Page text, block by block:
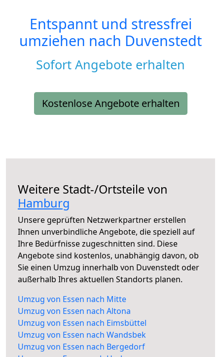
Entspannt und stressfrei
umziehen nach Duvenstedt
Sofort Angebote erhalten
Kostenlose Angebote erhalten
Weitere Stadt-/Ortsteile von
Hamburg
Unsere geprüften Netzwerkpartner erstellen
Ihnen unverbindliche Angebote, die speziell auf
Ihre Bedürfnisse zugeschnitten sind. Diese
Angebote sind kostenlos, unabhängig davon, ob
Sie einen Umzug innerhalb von Duvenstedt oder
außerhalb Ihres aktuellen Standorts planen.
Umzug von Essen nach Mitte
Umzug von Essen nach Altona
Umzug von Essen nach Eimsbüttel
Umzug von Essen nach Wandsbek
Umzug von Essen nach Bergedorf